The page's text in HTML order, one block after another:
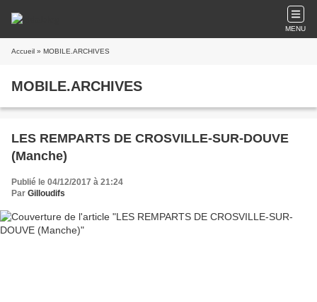
MENU
Accueil » MOBILE.ARCHIVES
MOBILE.ARCHIVES
LES REMPARTS DE CROSVILLE-SUR-DOUVE
(Manche)
Publié le 04/12/2017 à 21:24
Par Gilloudifs